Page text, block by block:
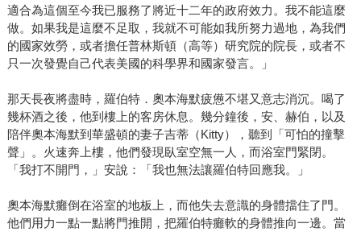
適合為這個至今我已服務了將近十二年的政府效力。我不能這麼
做。如果我是這麼不足取，我就不可能如我所努力過地，為我們
的國家效勞，或者擔任普林斯頓（高等）研究院的院長，或者不
只一次發覺自己代表美國的科學界和國家發言。」
那天長夜將盡時，羅伯特．奧本海默疲憊不堪又意志消沉。喝了
幾杯酒之後，他到樓上的客房休息。幾分鐘後，安、赫伯，以及
陪伴奧本海默到華盛頓的妻子吉蒂（Kitty），聽到「可怕的撞擊
聲」。火速奔上樓，他們發現臥室空無一人，而浴室門緊閉。
「我打不開門，」安說：「我也無法讓羅伯特回應我。」
奧本海默癱倒在浴室的地板上，而他失去意識的身體擋住了門。
他們用力一點一點將門推開，把羅伯特癱軟的身體推向一邊。當